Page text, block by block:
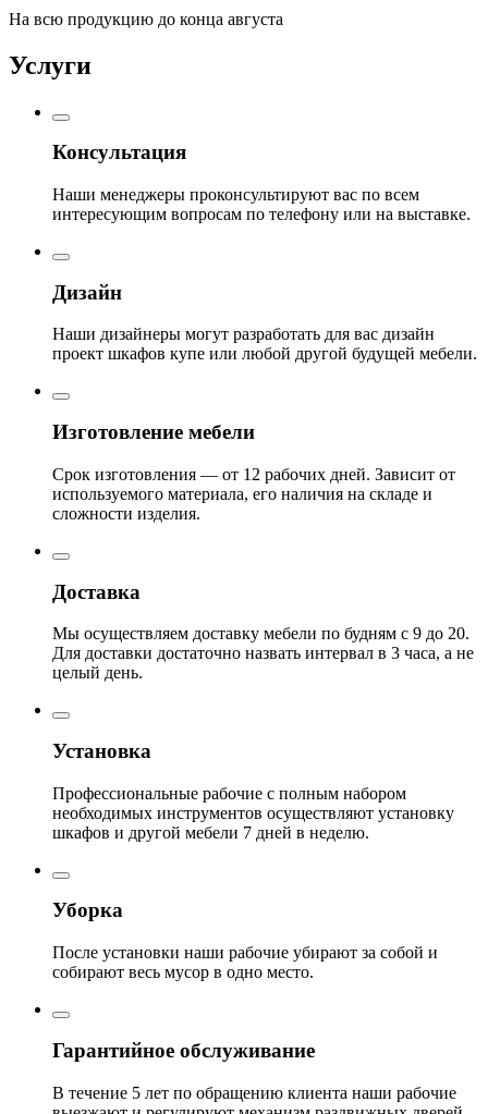
На всю продукцию до конца августа
Услуги
Консультация
Наши менеджеры проконсультируют вас по всем
интересующим вопросам по телефону или на выставке.
Дизайн
Наши дизайнеры могут разработать для вас дизайн
проект шкафов купе или любой другой будущей мебели.
Изготовление мебели
Срок изготовления — от 12 рабочих дней. Зависит от
используемого материала, его наличия на складе и
сложности изделия.
Доставка
Мы осуществляем доставку мебели по будням с 9 до 20.
Для доставки достаточно назвать интервал в 3 часа, а не
целый день.
Установка
Профессиональные рабочие с полным набором
необходимых инструментов осуществляют установку
шкафов и другой мебели 7 дней в неделю.
Уборка
После установки наши рабочие убирают за собой и
собирают весь мусор в одно место.
Гарантийное обслуживание
В течение 5 лет по обращению клиента наши рабочие